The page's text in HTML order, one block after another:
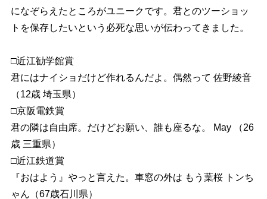
になぞらえたところがユニークです。君とのツーショッ
トを保存したいという必死な思いが伝わってきました。
□近江勧学館賞
君にはナイショだけど作れるんだよ。偶然って 佐野綾音
（12歳 埼玉県）
□京阪電鉄賞
君の隣は自由席。だけどお願い、誰も座るな。 May （26
歳 三重県）
□近江鉄道賞
『おはよう』やっと言えた。車窓の外は もう葉桜 トンち
ゃん（67歳石川県）